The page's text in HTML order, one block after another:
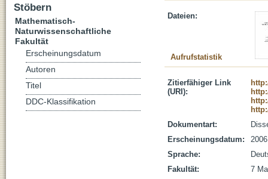
Dateien:
Aufrufstatistik
Zitierfähiger Link
(URI):
Dokumentart:
Erscheinungsdatum:
2006
Sprache:
Fakultät:
7
Stöbern
Mathematisch-
Naturwissenschaftliche
Fakultät
Erscheinungsdatum
Autoren
Titel
DDC-Klassifikation